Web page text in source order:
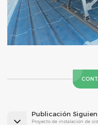
Publicación
Proyecto de instalación de